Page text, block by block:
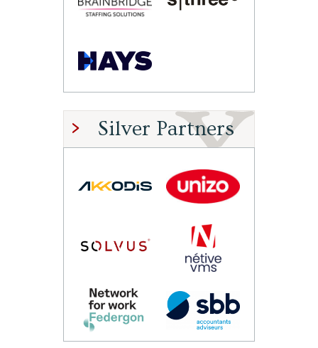
Silver Partners